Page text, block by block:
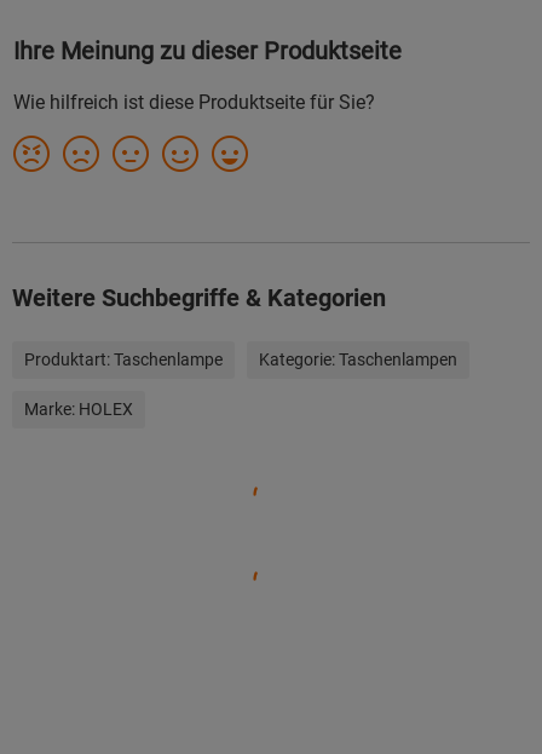
Weitere Suchbegriffe & Kategorien
Produktart:Taschenlampe Kategorie:Taschenlampen
Marke: HOLEX